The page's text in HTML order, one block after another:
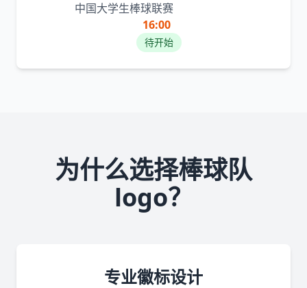
中国大学生棒球联赛
16:00
待开始
为什么选择棒球队
logo？
专业徽标设计